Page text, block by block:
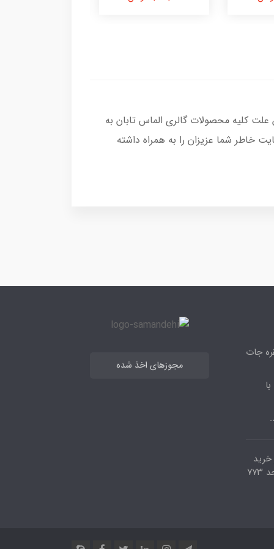
کلیه محصولات گالری الماس تابان به
خاطر شما عزیزان را به همراه داشته
جات
خرید
مجوزهای اخذ شده